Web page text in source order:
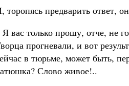
торопясь предварить ответ,
Я вас только прошу, отче, не
прогневали, и вот
в тюрьме, может быть,
Слово живое!..